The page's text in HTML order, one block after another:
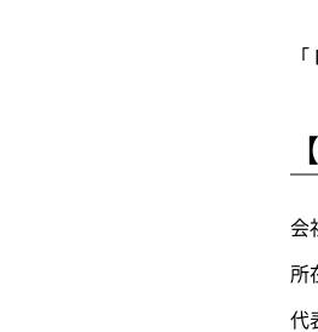
会
所
代